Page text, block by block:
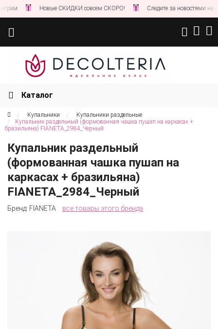
Новые СКИДКИ совсем СКОРО! Следите за новостями на нашем
Каталог
Купальники
Купальники раздельные
Купальник раздельный (формованная чашка пушап на каркасах +
бразильяна) FIANETA_2984_Черный
Купальник раздельный
(формованная чашка пушап на
каркасах + бразильяна)
FIANETA_2984_Черный
Бренд: FIANETA все товары этого бренда